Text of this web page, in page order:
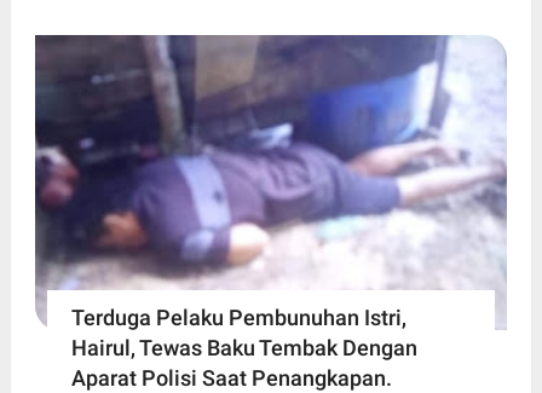
Terduga Pelaku Pembunuhan Istri,
Hairul, Tewas Baku Tembak Dengan
Aparat Polisi Saat Penangkapan.